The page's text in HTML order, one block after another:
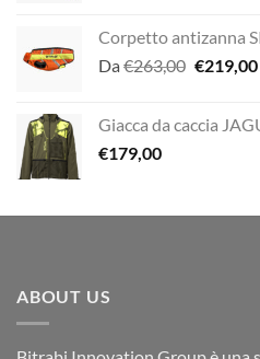
Corpetto antizanna
Da €263,00 Il
era:
€219,00Il
Giacca da caccia
€179,00
ABOUT US